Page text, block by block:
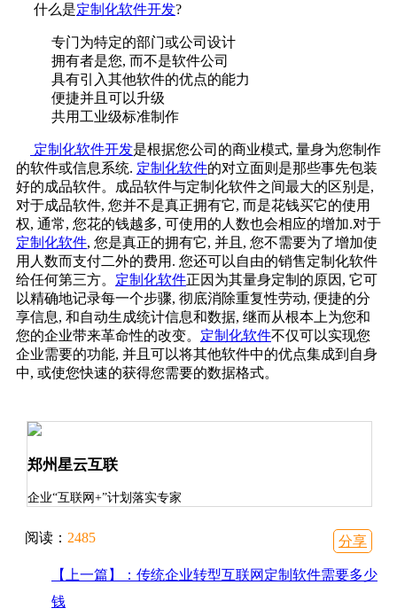
什么是定制化软件开发?
专门为特定的部门或公司设计
拥有者是您, 而不是软件公司
具有引入其他软件的优点的能力
便捷并且可以升级
共用工业级标准制作
定制化软件开发是根据您公司的商业模式, 量身为您制作
的软件或信息系统. 定制化软件的对立面则是那些事先包装
好的成品软件。成品软件与定制化软件之间最大的区别是,
对于成品软件, 您并不是真正拥有它, 而是花钱买它的使用
权, 通常, 您花的钱越多, 可使用的人数也会相应的增加.对于
定制化软件, 您是真正的拥有它, 并且, 您不需要为了增加使
用人数而支付二外的费用. 您还可以自由的销售定制化软件
给任何第三方。 定制化软件正因为其量身定制的原因, 它可
以精确地记录每一个步骤, 彻底消除重复性劳动, 便捷的分
享信息, 和自动生成统计信息和数据, 继而从根本上为您和
您的企业带来革命性的改变。 定制化软件不仅可以实现您
企业需要的功能, 并且可以将其他软件中的优点集成到自身
中, 或使您快速的获得您需要的数据格式。
郑州星云互联
企业“互联网+”计划落实专家
阅读： 2485 分享
【上一篇】：传统企业转型互联网定制软件需要多少
钱